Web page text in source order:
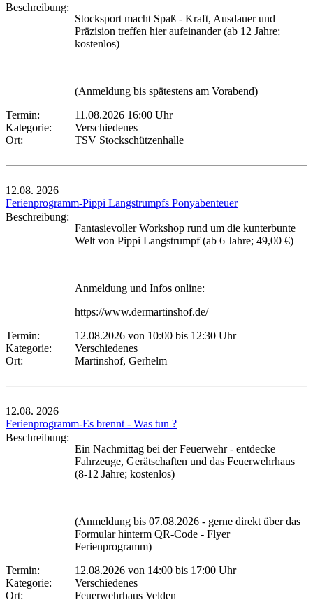
Beschreibung:
Stocksport macht Spaß - Kraft, Ausdauer und
Präzision treffen hier aufeinander (ab 12 Jahre;
kostenlos)
(Anmeldung bis spätestens am Vorabend)
Termin:
11.08.2026 16:00 Uhr
Kategorie:
Verschiedenes
Ort:
TSV Stockschützenhalle
12.08. 2026
Ferienprogramm-Pippi Langstrumpfs Ponyabenteuer
Beschreibung:
Fantasievoller Workshop rund um die kunterbunte
Welt von Pippi Langstrumpf (ab 6 Jahre; 49,00 €)
Anmeldung und Infos online:
https://www.dermartinshof.de/
Termin:
12.08.2026 von 10:00 bis 12:30 Uhr
Kategorie:
Verschiedenes
Ort:
Martinshof, Gerhelm
12.08. 2026
Ferienprogramm-Es brennt - Was tun ?
Beschreibung:
Ein Nachmittag bei der Feuerwehr - entdecke
Fahrzeuge, Gerätschaften und das Feuerwehrhaus
(8-12 Jahre; kostenlos)
(Anmeldung bis 07.08.2026 - gerne direkt über das
Formular hinterm QR-Code - Flyer
Ferienprogramm)
Termin:
12.08.2026 von 14:00 bis 17:00 Uhr
Kategorie:
Verschiedenes
Ort:
Feuerwehrhaus Velden